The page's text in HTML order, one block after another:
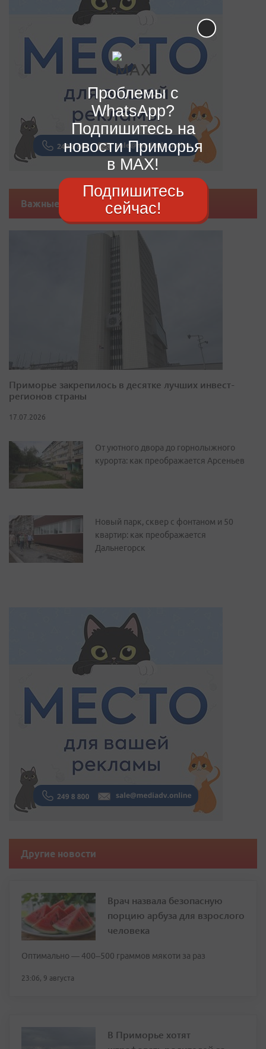
Важные новости
Приморье закрепилось в десятке лучших инвест-
регионов страны
17.07.2026
От уютного двора до горнолыжного
курорта: как преображается Арсеньев
Новый парк, сквер с фонтаном и 50
квартир: как преображается
Дальнегорск
Другие новости
Врач назвала безопасную
порцию арбуза для взрослого
человека
Оптимально — 400–500 граммов мякоти за раз
23:06, 9 августа
В Приморье хотят
Проблемы с
WhatsApp?
Подпишитесь на
новости Приморья
в MAX!
Подпишитесь
сейчас!